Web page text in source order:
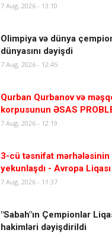
7 Aug, 2026 - 13:10
Olimpiya və dünya
dünyasını dəyişdi
7 Aug, 2026 - 12:45
Qurban Qurbanov və
korpusunun ƏSAS
7 Aug, 2026 - 12:19
3-cü təsnifat mərhələsinin
yekunlaşdı - Avropa Liqası
7 Aug, 2026 - 11:37
"Sabah"ın Çempionlar
hakimləri dəyişdirildi